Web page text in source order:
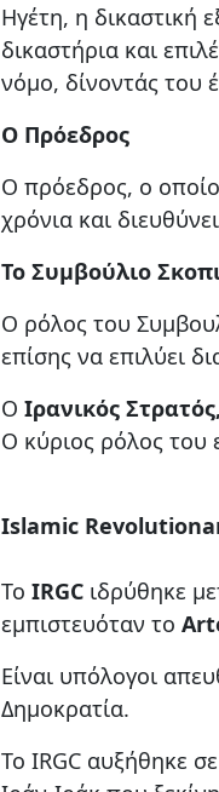
Ηγέτη, η δικαστική
δικαστήρια και
νόμο, δίνοντάς του
Ο Πρόεδρος
Ο πρόεδρος, ο
χρόνια και
Το Συμβούλιο
Ο ρόλος του
επίσης να επιλύει
Ο Ιρανικός Στρατός,
Ο κύριος ρόλος του
Islamic
Το IRGC ιδρύθηκε
εμπιστευόταν το
Είναι υπόλογοι
Δημοκρατία.
Το IRGC αυξήθηκε